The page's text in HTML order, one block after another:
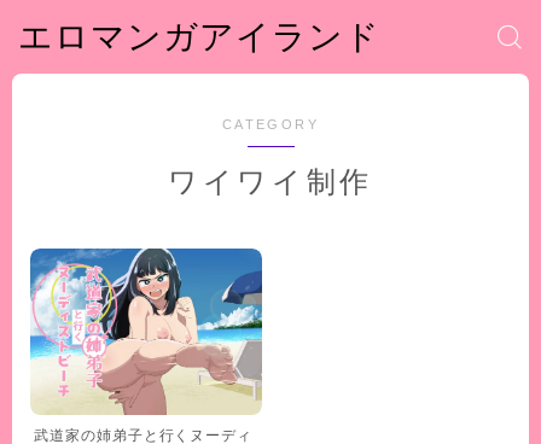
エロマンガアイランド
CATEGORY
ワイワイ制作
武道家の姉弟子と行くヌーディ